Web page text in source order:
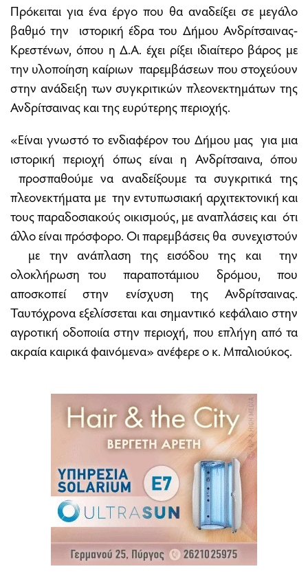
Πρόκειται για ένα έργο που θα αναδείξει σε μεγάλο
βαθμό την ιστορική έδρα του Δήμου Ανδρίτσαινας-
Κρεστένων, όπου η Δ.Α. έχει ρίξει ιδιαίτερο βάρος με
την υλοποίηση καίριων παρεμβάσεων που στοχεύουν
στην ανάδειξη των συγκριτικών πλεονεκτημάτων της
Ανδρίτσαινας και της ευρύτερης περιοχής.
«Είναι γνωστό το ενδιαφέρον του Δήμου μας για μια
ιστορική περιοχή όπως είναι η Ανδρίτσαινα, όπου
προσπαθούμε να αναδείξουμε τα συγκριτικά της
πλεονεκτήματα με την εντυπωσιακή αρχιτεκτονική και
τους παραδοσιακούς οικισμούς, με αναπλάσεις και ότι
άλλο είναι πρόσφορο. Οι παρεμβάσεις θα συνεχιστούν
με την ανάπλαση της εισόδου της και την
ολοκλήρωση του παραποτάμιου δρόμου, που
αποσκοπεί στην ενίσχυση της Ανδρίτσαινας.
Ταυτόχρονα εξελίσσεται και σημαντικό κεφάλαιο στην
αγροτική οδοποιία στην περιοχή, που επλήγη από τα
ακραία καιρικά φαινόμενα» ανέφερε ο κ. Μπαλιούκος.